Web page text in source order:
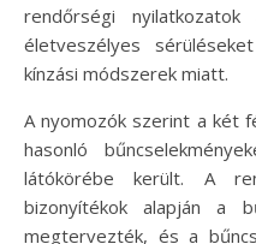
rendőrségi
életveszélyes
kínzási módszerek miatt.
A nyomozók szerint a két
hasonló
látókörébe került. A
bizonyítékok alapján a
megtervezték, és a